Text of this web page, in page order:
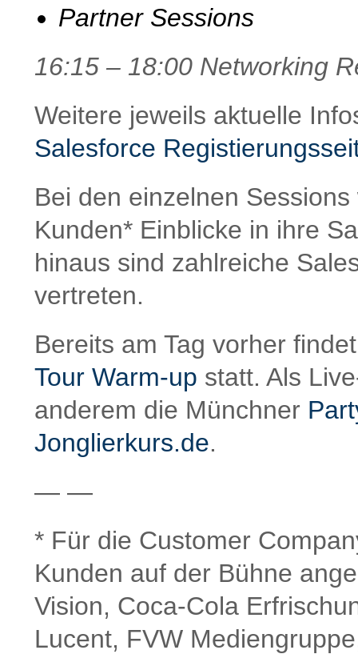
Partner Sessions
16:15 – 18:00 Networking
Weitere jeweils aktuelle
Salesforce
Bei den einzelnen
Kunden* Einblicke in ihre
hinaus sind zahlreiche
vertreten.
Bereits am Tag vorher
Tour Warm-up statt. Als
anderem die Münchner
Jonglierkurs.de.
— —
* Für die Customer
Kunden auf der Bühne
Vision, Coca-Cola
Lucent, FVW